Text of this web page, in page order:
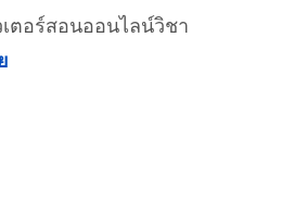
ตอร์สอนออนไลน์วิชา